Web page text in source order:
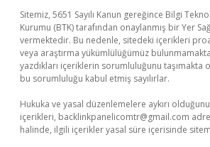
Sitemiz, 5651 Sayılı Kanun gereğince Bilgi
Kurumu (BTK) tarafından onaylanmış bir Yer
vermektedir. Bu nedenle, sitedeki içerikleri
veya araştırma yükümlülüğümüz
yazdıkları içeriklerin sorumluluğunu taşımakta
bu sorumluluğu kabul etmiş sayılırlar.
Hukuka ve yasal düzenlemelere aykırı
içerikleri, backlinkpanelicomtr@gmail.com
halinde, ilgili içerikler yasal süre içerisinde